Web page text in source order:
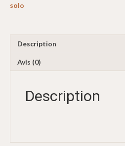
solo
Description
Avis (0)
Description